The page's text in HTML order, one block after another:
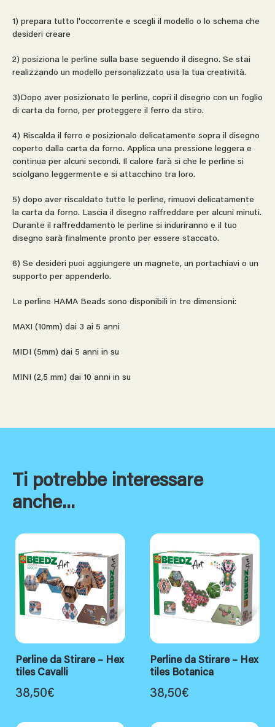
1) prepara tutto l'occorrente e scegli il modello o lo schema che
desideri creare
2) posiziona le perline sulla base seguendo il disegno. Se stai
realizzando un modello personalizzato usa la tua creatività.
3)Dopo aver posizionato le perline, copri il disegno con un foglio
di carta da forno, per proteggere il ferro da stiro.
4) Riscalda il ferro e posizionalo delicatamente sopra il disegno
coperto dalla carta da forno. Applica una pressione leggera e
continua per alcuni secondi. Il calore farà si che le perline si
sciolgano leggermente e si attacchino tra loro.
5) dopo aver riscaldato tutte le perline, rimuovi delicatamente
la carta da forno. Lascia il disegno raffreddare per alcuni minuti.
Durante il raffreddamento le perline si induriranno e il tuo
disegno sarà finalmente pronto per essere staccato.
6) Se desideri puoi aggiungere un magnete, un portachiavi o un
supporto per appenderlo.
Le perline HAMA Beads sono disponibili in tre dimensioni:
MAXI (10mm) dai 3 ai 5 anni
MIDI (5mm) dai 5 anni in su
MINI (2,5 mm) dai 10 anni in su
Ti potrebbe interessare
anche...
Perline da Stirare – Hex
tiles Cavalli
38,50€
Perline da Stirare – Hex
tiles Botanica
38,50€